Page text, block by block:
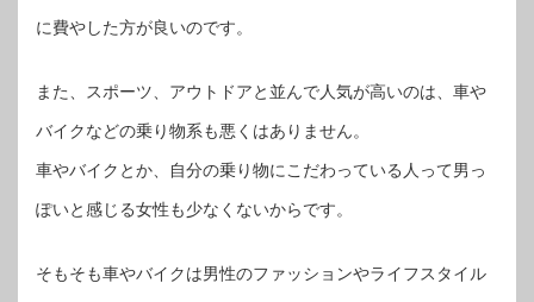
に費やした方が良いのです。
また、スポーツ、アウトドアと並んで人気が高いのは、車や
バイクなどの乗り物系も悪くはありません。
車やバイクとか、自分の乗り物にこだわっている人って男っ
ぽいと感じる女性も少なくないからです。
そもそも車やバイクは男性のファッションやライフスタイル